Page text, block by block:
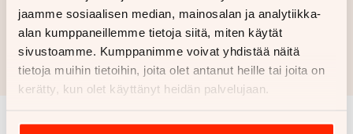
jaamme sosiaalisen median, mainosalan ja analytiikka-
alan kumppaneillemme tietoja siitä, miten käytät
sivustoamme. Kumppanimme voivat yhdistää näitä
tietoja muihin tietoihin, joita olet antanut heille tai joita on
kerätty, kun olet käyttänyt heidän palvelujaan.
Hae rahoitustarjous
Rahoituslaskelma on suuntaa antava ja edellyttää hyväksytyn
luottopäätöksen ja kaskovakuutuksen.